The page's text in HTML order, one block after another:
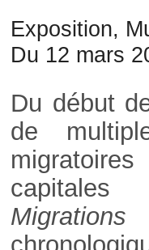
Exposition,
Du 12 mars
Du début
de
capitales
Migrations